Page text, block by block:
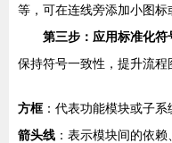
等，可在连线旁添加小图标
第三步：应用标准化符
保持符号一致性，提升流程
方框：代表功能模块或子系
箭头线 ：表示模块间的依赖